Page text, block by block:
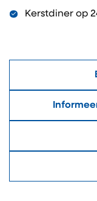
Kerstdiner op